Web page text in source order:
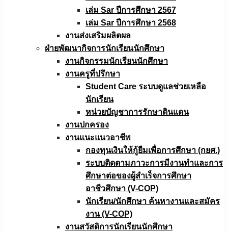
เล่ม Sar ปีการศึกษา 2567
เล่ม Sar ปีการศึกษา 2568
งานส่งเสริมผลิตผล
ฝ่ายพัฒนากิจการนักเรียนนักศึกษา
งานกิจกรรมนักเรียนนักศึกษา
งานครูที่ปรึกษา
Student Care ระบบดูแลช่วยเหลือ
นักเรียน
หน่วยบัญชาการรักษาดินแดน
งานปกครอง
งานแนะแนวอาชีพ
กองทุนเงินให้กู้ยืมเพื่อการศึกษา (กยศ.)
ระบบติดตามภาวะการมีงานทำและการ
ศึกษาต่อของผู้สำเร็จการศึกษา
อาชีวศึกษา (V-COP)
นักเรียน/นักศึกษา ค้นหางานและสมัคร
งาน (V-COP)
งานสวัสดิการนักเรียนนักศึกษา